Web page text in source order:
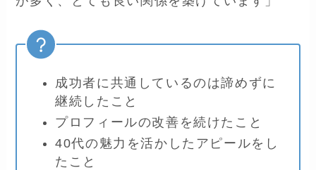
成功者に共通しているのは諦めずに
継続したこと
プロフィールの改善を続けたこと
40代の魅力を活かしたアピールをし
たこと